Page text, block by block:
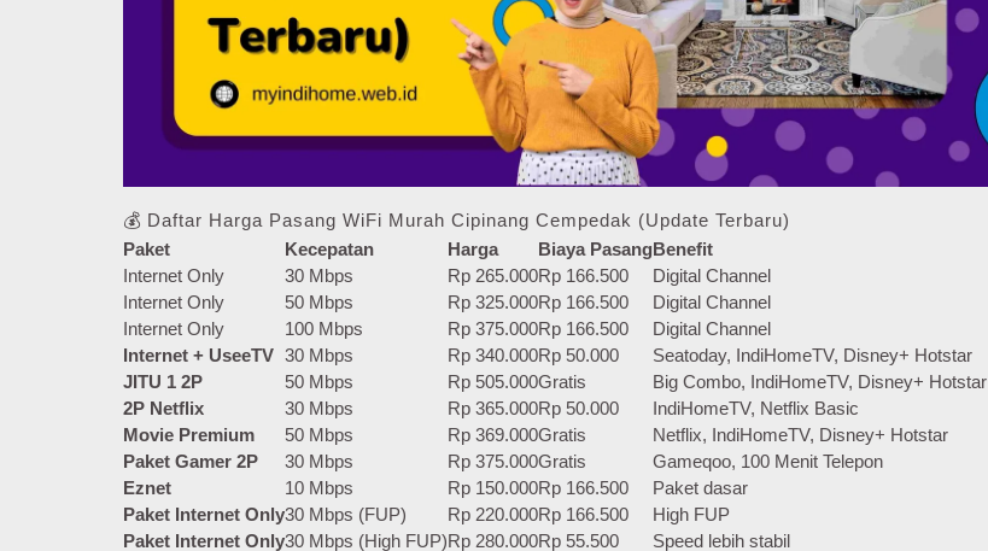
💰 Daftar Harga Pasang WiFi Murah Cipinang Cempedak (Update Terbaru)
Paket
Kecepatan Harga Biaya PasangBenefit
Internet Only
30 Mbps Rp 265.000Rp 166.500
Digital Channel
Internet Only
50 Mbps Rp 325.000Rp 166.500
Digital Channel
Internet Only
100 Mbps Rp 375.000Rp 166.500
Digital Channel
Internet + UseeTV 30 Mbps Rp 340.000Rp 50.000
Seatoday, IndiHomeTV, Disney+ Hotstar
JITU 1 2P
50 Mbps Rp 505.000Gratis
Big Combo, IndiHomeTV, Disney+ Hotstar
2P Netflix
30 Mbps Rp 365.000Rp 50.000
IndiHomeTV, Netflix Basic
Movie Premium
50 Mbps Rp 369.000Gratis
Netflix, IndiHomeTV, Disney+ Hotstar
Paket Gamer 2P
30 Mbps Rp 375.000Gratis
Gameqoo, 100 Menit Telepon
Eznet
10 Mbps Rp 150.000Rp 166.500
Paket dasar
Paket Internet Only30 Mbps (FUP) Rp 220.000Rp 166.500
High FUP
Paket Internet Only30 Mbps (High FUP)Rp 280.000Rp 55.500 Speed lebih stabil